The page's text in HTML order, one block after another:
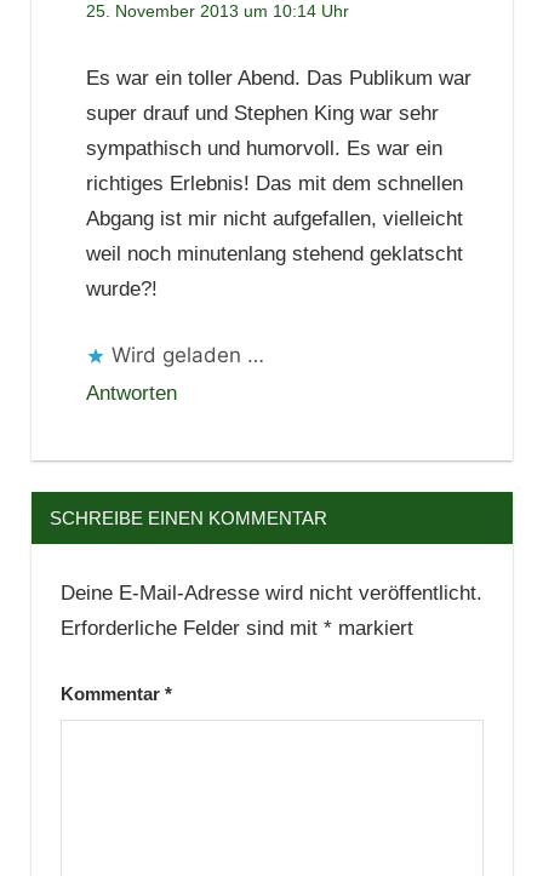
25. November 2013 um 10:14 Uhr
Es war ein toller Abend. Das Publikum war
super drauf und Stephen King war sehr
sympathisch und humorvoll. Es war ein
richtiges Erlebnis! Das mit dem schnellen
Abgang ist mir nicht aufgefallen, vielleicht
weil noch minutenlang stehend geklatscht
wurde?!
Wird geladen …
Antworten
SCHREIBE EINEN KOMMENTAR
Deine E-Mail-Adresse wird nicht veröffentlicht.
Erforderliche Felder sind mit *markiert
Kommentar *